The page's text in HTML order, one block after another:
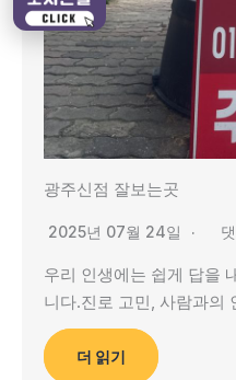
광주신점 잘보는곳
2025년 07월 24일
우리 인생에는 쉽게 답을
니다.진로 고민, 사람과의
더 읽기